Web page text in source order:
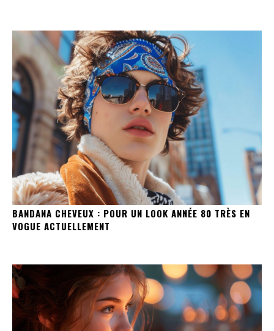
BANDANA CHEVEUX : POUR UN LOOK ANNÉE 80 TRÈS EN
VOGUE ACTUELLEMENT